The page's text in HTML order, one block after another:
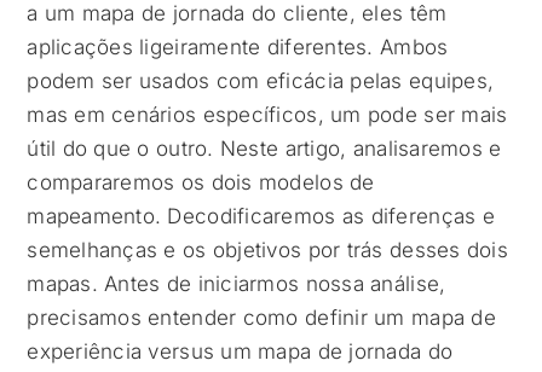
a um mapa de jornada do cliente, eles têm
aplicações ligeiramente diferentes. Ambos
podem ser usados com eficácia pelas equipes,
mas em cenários específicos, um pode ser mais
útil do que o outro. Neste artigo, analisaremos e
compararemos os dois modelos de
mapeamento. Decodificaremos as diferenças e
semelhanças e os objetivos por trás desses dois
mapas. Antes de iniciarmos nossa análise,
precisamos entender como definir um mapa de
experiência versus um mapa de jornada do